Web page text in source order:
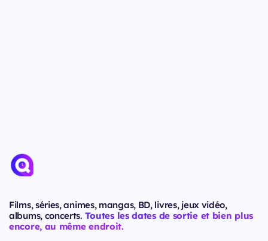
Films, séries, animes, mangas, BD, livres, jeux vidéo,
albums, concerts. Toutes les dates de sortie et bien plus
encore, au même endroit.